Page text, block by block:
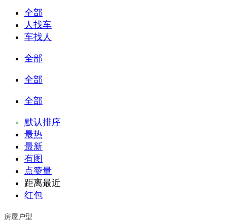
全部
人找车
车找人
全部
全部
全部
默认排序
最热
最新
有图
点赞量
距离最近
红包
房屋户型